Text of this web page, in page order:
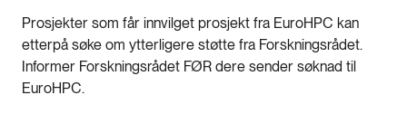
Prosjekter som får innvilget prosjekt fra EuroHPC kan
etterpå søke om ytterligere støtte fra Forskningsrådet.
Informer Forskningsrådet FØR dere sender søknad til
EuroHPC.